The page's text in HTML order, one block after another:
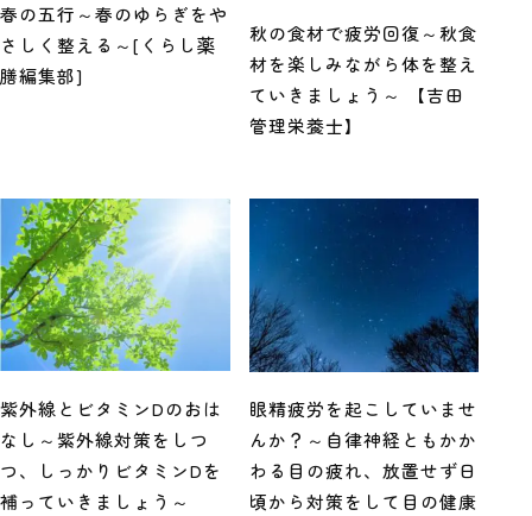
春の五行～春のゆらぎをや
さしく整える～[くらし薬
膳編集部]
秋の食材で疲労回復～秋食
材を楽しみながら体を整え
ていきましょう～ 【吉田
管理栄養士】
紫外線とビタミンDのおは
なし～紫外線対策をしつ
つ、しっかりビタミンDを
補っていきましょう～
眼精疲労を起こしていませ
んか？～自律神経ともかか
わる目の疲れ、放置せず日
頃から対策をして目の健康